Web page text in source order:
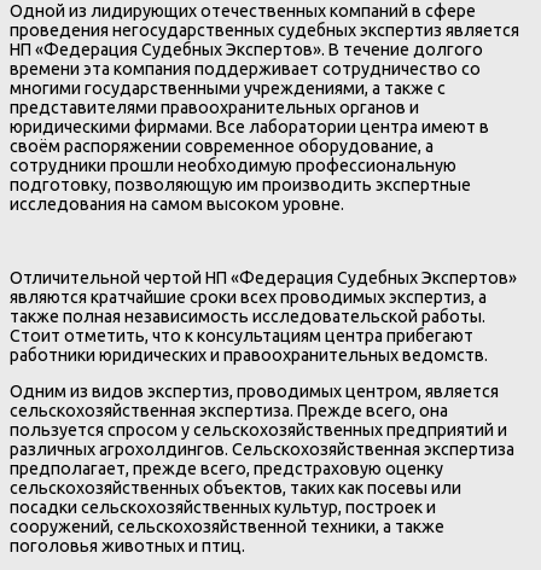
Одной из лидирующих отечественных компаний в сфере
проведения негосударственных судебных экспертиз является
НП «Федерация Судебных Экспертов». В течение долгого
времени эта компания поддерживает сотрудничество со
многими государственными учреждениями, а также с
представителями правоохранительных органов и
юридическими фирмами. Все лаборатории центра имеют в
своём распоряжении современное оборудование, а
сотрудники прошли необходимую профессиональную
подготовку, позволяющую им производить экспертные
исследования на самом высоком уровне.
Отличительной чертой НП «Федерация Судебных Экспертов»
являются кратчайшие сроки всех проводимых экспертиз, а
также полная независимость исследовательской работы.
Стоит отметить, что к консультациям центра прибегают
работники юридических и правоохранительных ведомств.
Одним из видов экспертиз, проводимых центром, является
сельскохозяйственная экспертиза. Прежде всего, она
пользуется спросом у сельскохозяйственных предприятий и
различных агрохолдингов. Сельскохозяйственная экспертиза
предполагает, прежде всего, предстраховую оценку
сельскохозяйственных объектов, таких как посевы или
посадки сельскохозяйственных культур, построек и
сооружений, сельскохозяйственной техники, а также
поголовья животных и птиц.